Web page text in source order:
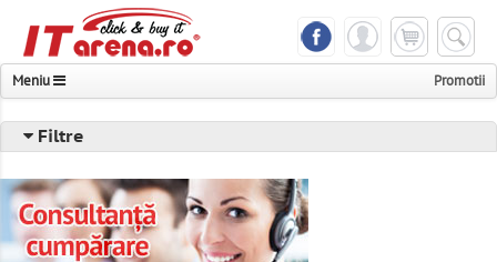
Meniu Promotii
Componente & Periferice
PC, Servere & UPS
Filtre